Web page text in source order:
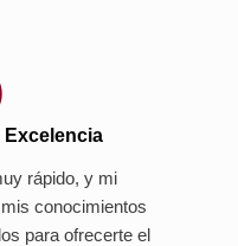
Excelencia
rápido, y mi
conocimientos
para ofrecerte el